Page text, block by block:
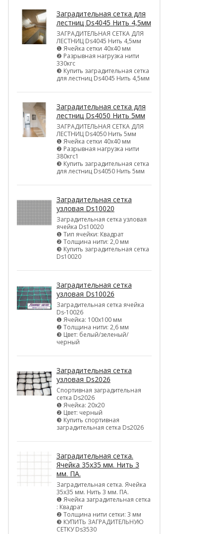
Заградительная сетка для
лестниц Ds4045 Нить 4,5мм
ЗАГРАДИТЕЛЬНАЯ СЕТКА ДЛЯ
ЛЕСТНИЦ Ds4045 Нить 4,5мм
❶ Ячейка сетки 40х40 мм
❷ Разрывная нагрузка нити
330кгс
❸ Купить заградительная сетка
для лестниц Ds4045 Нить 4,5мм
Заградительная сетка для
лестниц Ds4050 Нить 5мм
ЗАГРАДИТЕЛЬНАЯ СЕТКА ДЛЯ
ЛЕСТНИЦ Ds4050 Нить 5мм
❶ Ячейка сетки 40х40 мм
❷ Разрывная нагрузка нити
380кгс1
❸ Купить заградительная сетка
для лестниц Ds4050 Нить 5мм
Заградительная сетка
узловая Ds10020
Заградительная сетка узловая
ячейка Ds10020
❶ Тип ячейки: Квадрат
❷ Толщина нити: 2,0 мм
❸ Купить заградительная сетка
Ds10020
Заградительная сетка
узловая Ds10026
Заградительная сетка ячейка
Ds-10026
❶ Ячейка: 100х100 мм
❷ Толщина нити: 2,6 мм
❸ Цвет: белый/зеленый/
черный
Заградительная сетка
узловая Ds2026
Спортивная заградительная
сетка Ds2026
❶ Ячейка: 20х20
❷ Цвет: черный
❸ Купить спортивная
заградительная сетка Ds2026
Заградительная сетка.
Ячейка 35х35 мм. Нить 3
мм. ПА.
Заградительная сетка. Ячейка
35х35 мм. Нить 3 мм. ПА.
❶ Ячейка заградительная сетка
: Квадрат
❷ Толщина нити сетки: 3 мм
❸ КУПИТЬ ЗАГРАДИТЕЛЬНУЮ
СЕТКУ Ds3530